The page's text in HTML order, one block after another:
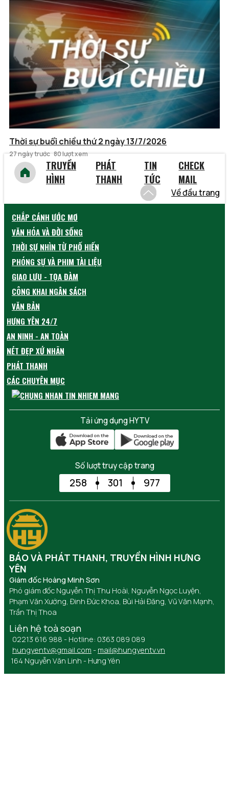
Thời sự buổi chiều thứ 2 ngày 13/7/2026
27 ngày trước 80 lượt xem
TRUYỀN
HÌNH
PHÁT
THANH
TIN
TỨC
CHECK
MAIL
Về đầu trang
CHẮP CÁNH ƯỚC MƠ
VĂN HÓA VÀ ĐỜI SỐNG
THỜI SỰ NHÌN TỪ PHỐ HIẾN
PHÓNG SỰ VÀ PHIM TÀI LIỆU
GIAO LƯU - TỌA ĐÀM
CÔNG KHAI NGÂN SÁCH
VĂN BẢN
HƯNG YÊN 24/7
AN NINH - AN TOÀN
NÉT ĐẸP XỨ NHÃN
PHÁT THANH
CÁC CHUYÊN MỤC
Tải ứng dụng HYTV
Số lượt truy cập trang
258 301 977
BÁO VÀ PHÁT THANH, TRUYỀN HÌNH HƯNG
YÊN
Giám đốc Hoàng Minh Sơn
Phó giám đốc Nguyễn Thị Thu Hoài, Nguyễn Ngọc Luyện,
Phạm Văn Xướng, Đinh Đức Khoa, Bùi Hải Đăng, Vũ Văn Mạnh,
Trần Thị Thoa
Liên hệ toà soạn
02213 616 988 - Hotline: 0363 089 089
hungyentv@gmail.com - mail@hungyentv.vn
164 Nguyễn Văn Linh - Hưng Yên